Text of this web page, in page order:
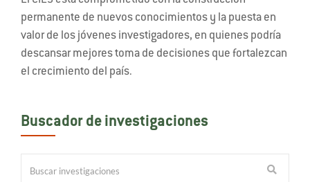
permanente de nuevos conocimientos y la puesta en
valor de los jóvenes investigadores, en quienes podría
descansar mejores toma de decisiones que fortalezcan
el crecimiento del país.
Buscador de investigaciones